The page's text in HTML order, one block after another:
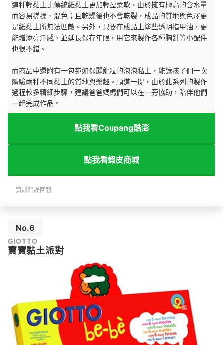
這種輕黏土比傳統紙黏土更加輕盈柔軟，由於擁有極高的含水量
而容易搓揉、混色；且乾燥後也不會乾裂，成品的質地與色澤更
是紙黏土所無法匹敵。另外，只要在成品上塗些透明指甲油，更
能增添亮澤感、並延長保存年限，用它來製作各種胸針等小配件
也很不錯。
而商品中還附有一包宛如保麗龍粒的泡泡黏土，能讓孩子們一次
體驗兩種不同黏土的質地與樂趣。順道一提，由於此系列的製作
過程較多精細步驟，建議爸爸媽媽們可以在一旁協助，陪伴他們
一起完成作品。
點我看Coupang酷澎
點我看蝦皮商城
資訊錯誤回報
No.6
GIOTTO
寶寶黏土派對